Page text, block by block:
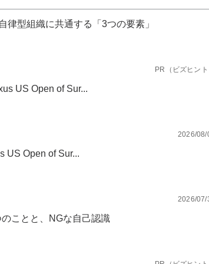
型組織に共通する「3つの要素」
PR（ビズヒント
US Open of Sur...
2026/08/
US Open of Sur...
2026/07/
ことと、NGな自己認識